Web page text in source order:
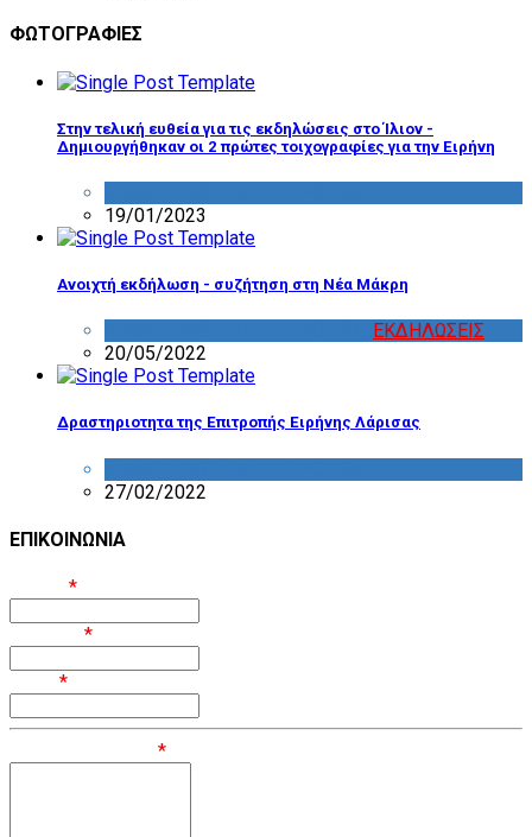
ΦΩΤΟΓΡΑΦΙΕΣ
Στην τελική ευθεία για τις εκδηλώσεις στο Ίλιον -
Δημιουργήθηκαν οι 2 πρώτες τοιχογραφίες για την Ειρήνη
19/01/2023
Ανοιχτή εκδήλωση - συζήτηση στη Νέα Μάκρη
ΕΚΔΗΛΩΣΕΙΣ
20/05/2022
Δραστηριοτητα της Επιτροπής Ειρήνης Λάρισας
27/02/2022
ΕΠΙΚΟΙΝΩΝΙΑ
*
*
*
*